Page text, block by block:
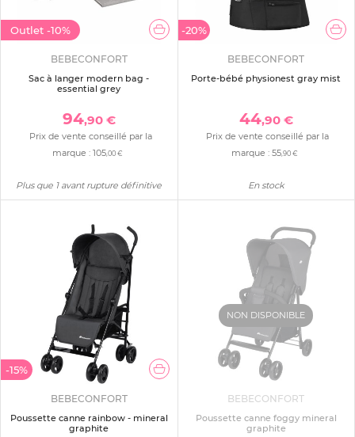
Outlet -10%
BEBECONFORT
Sac à langer modern bag -
essential grey
94,90 €
Prix de vente conseillé par la
marque : 105,00 €
Plus que 1 avant rupture définitive
-20%
BEBECONFORT
Porte-bébé physionest gray mist
44,90 €
Prix de vente conseillé par la
marque : 55,90 €
En stock
-15%
BEBECONFORT
Poussette canne rainbow - mineral
graphite
NON DISPONIBLE
BEBECONFORT
Poussette canne foggy mineral
graphite